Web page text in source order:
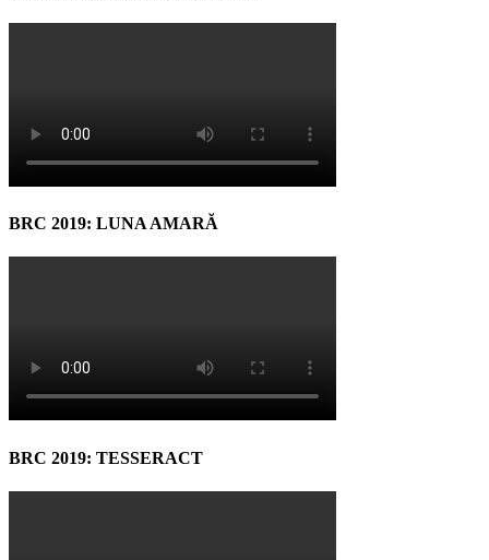
BRC 2019: LUNA AMARĂ
BRC 2019: TESSERACT